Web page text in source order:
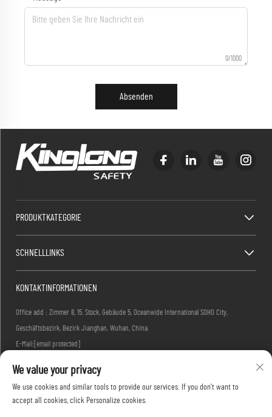
0/1000
Absenden
PRODUKTKATEGORIE
SCHNELLLINKS
KONTAKTINFORMATIONEN
Office add : Zimmer 8, 15. Stock, Gebäude 5, Oceanwide International SOHO City,
Geschäftsbezirk, Bezirk Jianghan, Wuhan, China.
E-Mail: [email protected]
We value your privacy
We use cookies and similar tools to provide our services. If you don't want to
accept all cookies, click Personalize cookies.